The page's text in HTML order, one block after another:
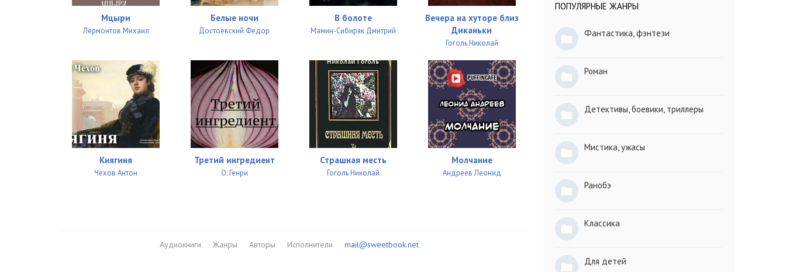
Мцыри
Лермонтов Михаил
Белые ночи
Достоевский Федор
В болоте
Мамин-Сибиряк Дмитрий
Вечера на хуторе близ
Диканьки
Гоголь Николай
Княгиня
Чехов Антон
Третий ингредиент
О. Генри
Страшная месть
Гоголь Николай
Молчание
Андреев Леонид
Аудиокниги Жанры Авторы Исполнители mail@sweetbook.net
ПОПУЛЯРНЫЕ ЖАНРЫ
Фантастика, фэнтези
Роман
Детективы, боевики, триллеры
Мистика, ужасы
Ранобэ
Классика
Для детей